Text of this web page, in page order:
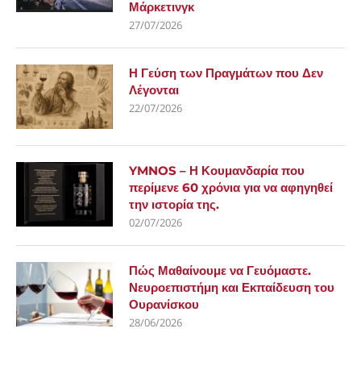
Μάρκετινγκ
27/07/2026
Η Γεύση των Πραγμάτων που Δεν
Λέγονται
22/07/2026
YMNOS – Η Κουμανδαρία που
περίμενε 60 χρόνια για να αφηγηθεί
την ιστορία της.
02/07/2026
Πώς Μαθαίνουμε να Γευόμαστε.
Νευροεπιστήμη και Εκπαίδευση του
Ουρανίσκου
28/06/2026